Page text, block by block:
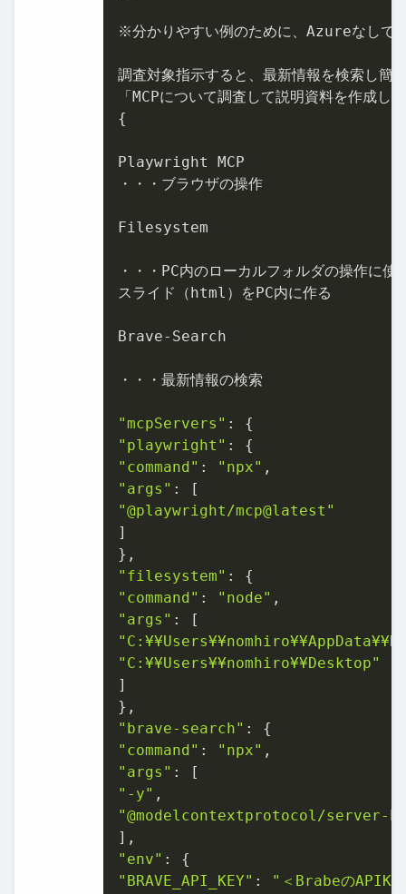
※分かりやすい例のために、Azureなし
調査対象指示すると、最新情報を検索し簡
「MCPについて調査して説明資料を作成し
{
Playwright MCP
・・・ブラウザの操作
Filesystem
・・・PC内のローカルフォルダの操作に使
スライド（html）をPC内に作る
Brave-Search
・・・最新情報の検索
"mcpServers"
"playwright"
"command" : "npx"
"args"
"@playwright/mcp@latest"
]
"filesystem"
"command" : "node"
"args"
"C:¥¥Users¥¥nomhiro¥¥Desktop"
]
"brave-search"
"command" : "npx"
"args"
"-y"
"@modelcontextprotocol/server-
"env"
"BRAVE_API_KEY" : "＜Brabeの